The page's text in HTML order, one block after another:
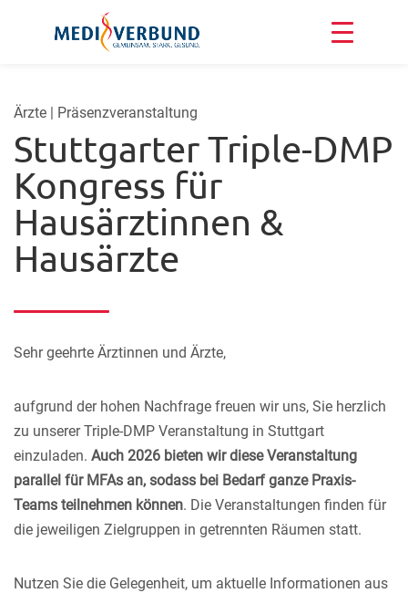
Ärzte | Präsenzveranstaltung
Stuttgarter Triple-DMP
Kongress für
Hausärztinnen &
Hausärzte
Sehr geehrte Ärztinnen und Ärzte,
aufgrund der hohen Nachfrage freuen wir uns, Sie herzlich
zu unserer Triple-DMP Veranstaltung in Stuttgart
einzuladen. Auch 2026 bieten wir diese Veranstaltung
parallel für MFAs an, sodass bei Bedarf ganze Praxis-
Teams teilnehmen können. Die Veranstaltungen finden für
die jeweiligen Zielgruppen in getrennten Räumen statt.
Nutzen Sie die Gelegenheit, um aktuelle Informationen aus